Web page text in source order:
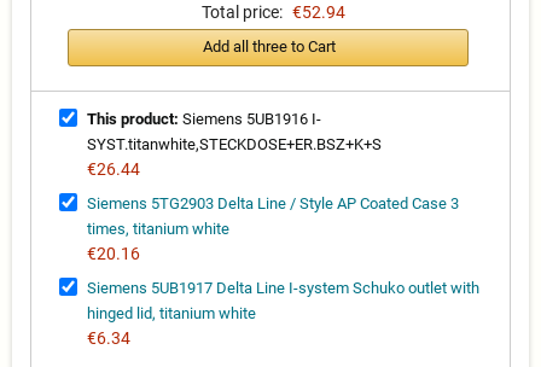
Total price: €52.94
Add all three to Cart
This product: Siemens 5UB1916 I-
SYST.titanwhite,STECKDOSE+ER.BSZ+K+S
€26.44
Siemens 5TG2903 Delta Line / Style AP Coated Case 3
times, titanium white
€20.16
Siemens 5UB1917 Delta Line I-system Schuko outlet with
hinged lid, titanium white
€6.34